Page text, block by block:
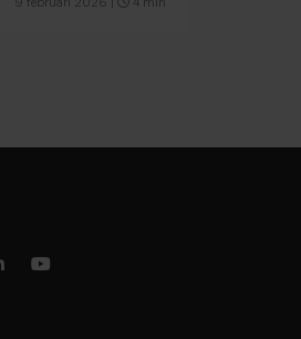
9 februari 2026 4 min